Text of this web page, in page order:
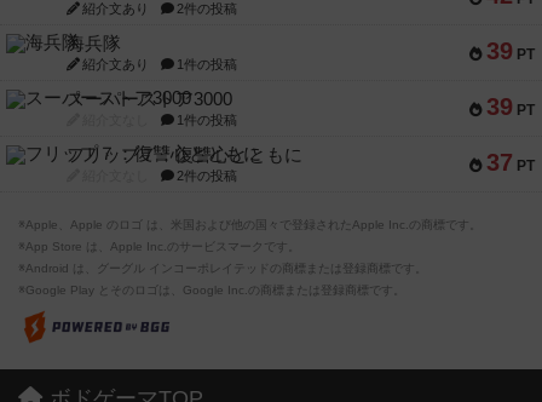
紹介文あり 2件の投稿
39 PT
海兵隊
紹介文あり 1件の投稿
39 PT
スーパーストア3000
1件の投稿
37 PT
フリップ７：復讐心とともに
2件の投稿
※Apple、Apple のロゴ は、米国および他の国々で登録されたApple Inc.の商標です。
※App Store は、Apple Inc.のサービスマークです。
※Android は、グーグル インコーポレイテッドの商標または登録商標です。
※Google Play とそのロゴは、Google Inc.の商標または登録商標です。